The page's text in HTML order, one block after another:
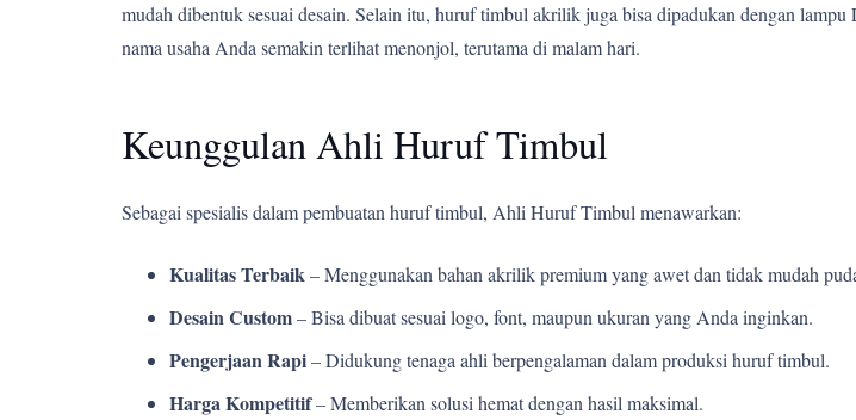
mudah dibentuk sesuai desain. Selain itu, huruf timbul akrilik juga bisa dipadukan dengan
nama usaha Anda semakin terlihat menonjol, terutama di malam hari.
Keunggulan Ahli Huruf Timbul
Sebagai spesialis dalam pembuatan huruf timbul, Ahli Huruf Timbul menawarkan:
Kualitas Terbaik– Menggunakan bahan akrilik premium yang awet dan tidak mudah
Desain Custom– Bisa dibuat sesuai logo, font, maupun ukuran yang Anda inginkan.
Pengerjaan Rapi– Didukung tenaga ahli berpengalaman dalam produksi huruf timbul.
Harga Kompetitif– Memberikan solusi hemat dengan hasil maksimal.